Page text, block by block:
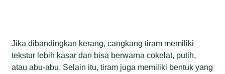
Jika dibandingkan kerang, cangkang tiram memiliki
tekstur lebih kasar dan bisa berwarna cokelat, putih,
atau abu-abu. Selain itu, tiram juga memiliki bentuk yang